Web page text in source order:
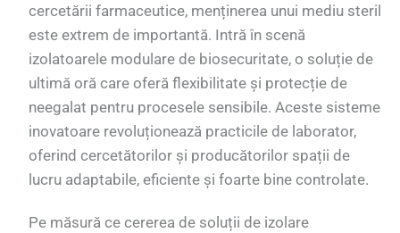
cercetării farmaceutice, menținerea unui mediu steril
este extrem de importantă. Intră în scenă
izolatoarele modulare de biosecuritate, o soluție de
ultimă oră care oferă flexibilitate și protecție de
neegalat pentru procesele sensibile. Aceste sisteme
inovatoare revoluționează practicile de laborator,
oferind cercetătorilor și producătorilor spații de
lucru adaptabile, eficiente și foarte bine controlate.
Pe măsură ce cererea de soluții de izolare